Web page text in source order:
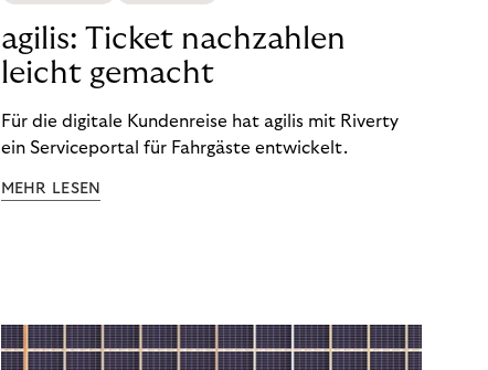
agilis: Ticket nachzahlen
leicht gemacht
Für die digitale Kundenreise hat agilis mit Riverty
ein Serviceportal für Fahrgäste entwickelt.
MEHR LESEN